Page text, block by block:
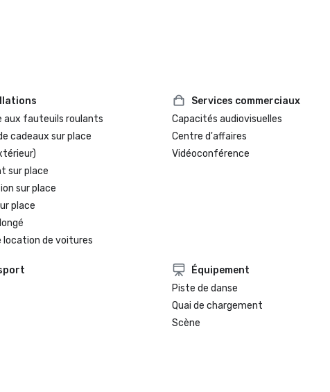
aux fauteuils roulants
cadeaux sur place
sur place
sur place
place
location de voitures
Services commerciaux
Capacités audiovisuelles
Centre d'affaires
Vidéoconférence
Équipement
Piste de danse
Quai de chargement
Scène